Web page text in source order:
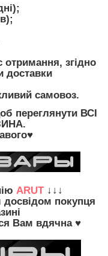
отримання, згідно
доставки
самовоз.
переглянути ВСІ
ARUT↓↓↓
досвідом покупця
Вам вдячна ♥